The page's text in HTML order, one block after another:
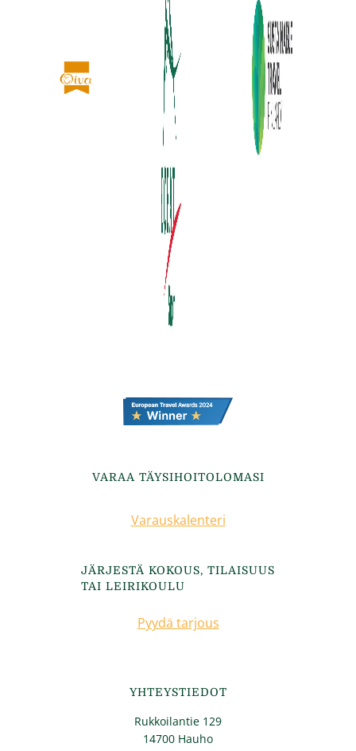
VARAA TÄYSIHOITOLOMASI
Varauskalenteri
JÄRJESTÄ KOKOUS, TILAISUUS
TAI LEIRIKOULU
Pyydä tarjous
YHTEYSTIEDOT
Rukkoilantie 129
14700 Hauho